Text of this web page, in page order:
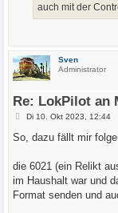
auch mit der
Sven
Administrator
Re: LokPilot an
B
i
a
Di 10. Okt 2023, 12:44
So, dazu fällt mir
die 6021 (ein Relikt
im Haushalt war und
Format senden und